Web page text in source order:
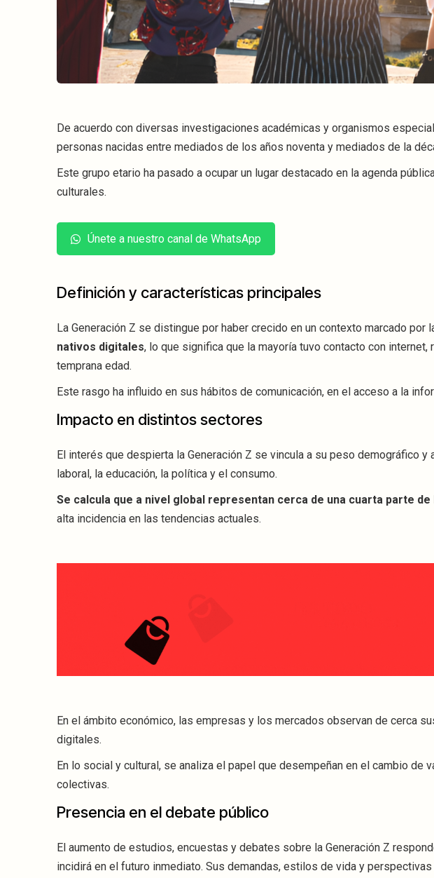
De acuerdo con diversas investigaciones académicas y organismos
personas nacidas entre mediados de los años noventa y mediados de la
Este grupo etario ha pasado a ocupar un lugar destacado en la agenda
culturales.
Únete a nuestro canal de WhatsApp
Definición y características principales
La Generación Z se distingue por haber crecido en un contexto marcado
nativos digitales, lo que significa que la mayoría tuvo contacto con
temprana edad.
Este rasgo ha influido en sus hábitos de comunicación, en el acceso a la
Impacto en distintos sectores
El interés que despierta la Generación Z se vincula a su peso demográfico
laboral, la educación, la política y el consumo.
Se calcula que a nivel global representan cerca de una cuarta parte de
alta incidencia en las tendencias actuales.
En el ámbito económico, las empresas y los mercados observan de cerca
digitales.
En lo social y cultural, se analiza el papel que desempeñan en el cambio de
colectivas.
Presencia en el debate público
El aumento de estudios, encuestas y debates sobre la Generación Z
incidirá en el futuro inmediato. Sus demandas, estilos de vida y